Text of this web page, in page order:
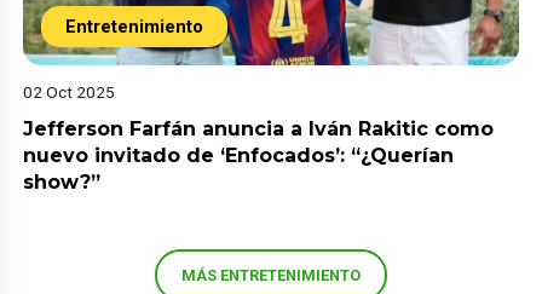
Entretenimiento
02 Oct 2025
Jefferson Farfán anuncia a Iván Rakitic como
nuevo invitado de ‘Enfocados’: “¿Querían
show?”
MÁS ENTRETENIMIENTO